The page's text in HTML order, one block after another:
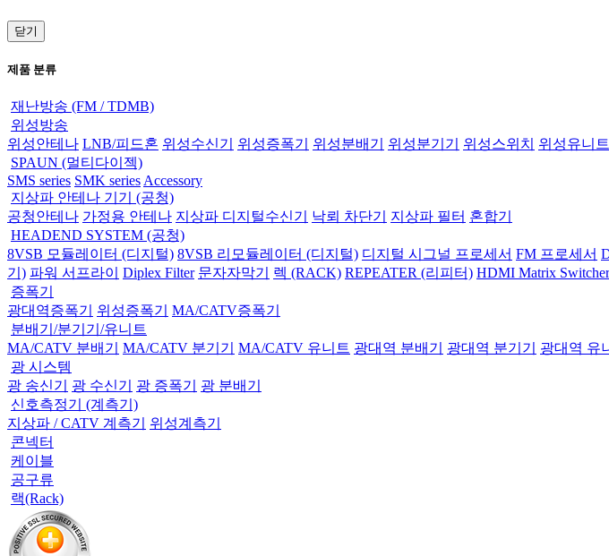
닫기
제품 분류
재난방송 (FM / TDMB)
위성방송
위성안테나 LNB/피드혼 위성수신기 위성증폭기 위성분배기 위성분기기 위성스위치 위성유니트
SPAUN (멀티다이젝)
SMS series SMK series Accessory
지상파 안테나 기기 (공청)
공청안테나 가정용 안테나 지상파 디지털수신기 낙뢰 차단기 지상파 필터 혼합기
HEADEND SYSTEM (공청)
8VSB 모듈레이터 (디지털) 8VSB 리모듈레이터 (디지털) 디지털 시그널 프로세서 FM 프로세서
기) 파워 서프라이 Diplex Filter 문자자막기 렉 (RACK) REPEATER (리피터) HDMI Matrix Switcher
증폭기
광대역증폭기
위성증폭기
MA/CATV증폭기
분배기/분기기/유니트
MA/CATV 분배기
MA/CATV 분기기 MA/CATV 유니트 광대역 분배기 광대역 분기기
광대역 유
광 시스템
광 송신기
광 수신기 광 증폭기
광 분배기
신호측정기 (계측기)
지상파 / CATV 계측기
위성계측기
콘넥터
케이블
공구류
랙(Rack)